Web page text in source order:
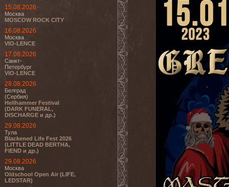
15.08.2026
Москва
MOSCOW ROCK CITY
16.08.2026
Москва
VIO-LENCE
17.08.2026
Санкт-
Петербург
VIO-LENCE
28.08.2026
Белград
(Сербия)
Hellhammer Festival
(DARK FUNERAL,
DISCHARGE и др.)
29.08.2026
Тула
Blackened Life Fest 2026
(LITTLE DEAD BERTHA,
FIEND и др.)
29.08.2026
Москва
Oldschool Open Air (LIFE,
LEDSTAR)